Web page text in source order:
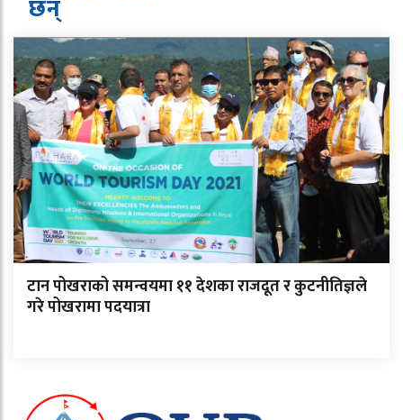
छन्
टान पोखराको समन्वयमा ११ देशका राजदूत र कुटनीतिज्ञले
गरे पोखरामा पदयात्रा